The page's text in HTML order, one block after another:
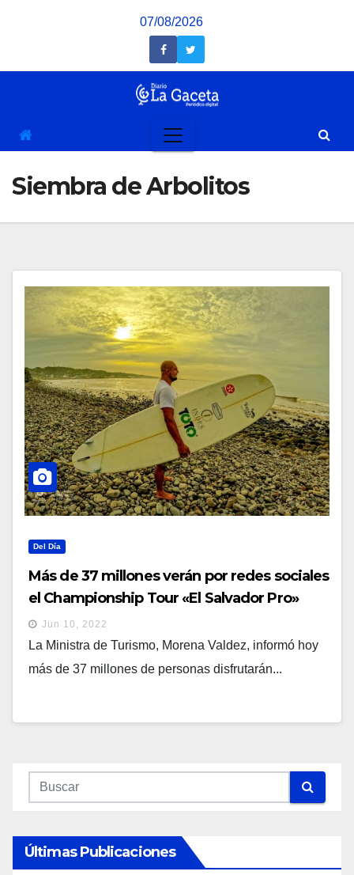
07/08/2026
Siembra de Arbolitos
Del Día
Más de 37 millones verán por redes sociales
el Championship Tour «El Salvador Pro»
Jun 10, 2022
La Ministra de Turismo, Morena Valdez, informó hoy
más de 37 millones de personas disfrutarán...
Últimas Publicaciones